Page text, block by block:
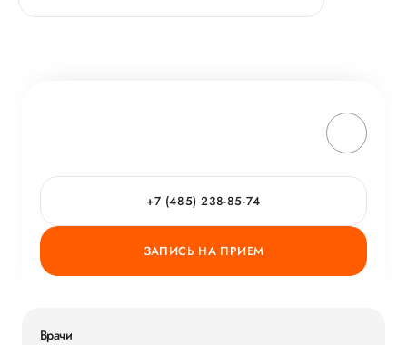
+7 (485) 238-85-74
ЗАПИСЬ НА ПРИЕМ
Врачи